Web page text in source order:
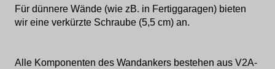
Für dünnere Wände (wie zB. in Fertiggaragen) bieten
wir eine verkürzte Schraube (5,5 cm) an.
Alle Komponenten des Wandankers bestehen aus V2A-